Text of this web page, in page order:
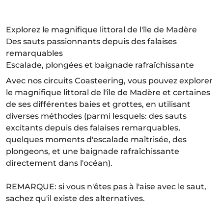
Explorez le magnifique littoral de l'île de Madère
Des sauts passionnants depuis des falaises
remarquables
Escalade, plongées et baignade rafraîchissante
Avec nos circuits Coasteering, vous pouvez explorer
le magnifique littoral de l'île de Madère et certaines
de ses différentes baies et grottes, en utilisant
diverses méthodes (parmi lesquels: des sauts
excitants depuis des falaises remarquables,
quelques moments d'escalade maîtrisée, des
plongeons, et une baignade rafraîchissante
directement dans l'océan).
REMARQUE: si vous n'êtes pas à l'aise avec le saut,
sachez qu'il existe des alternatives.